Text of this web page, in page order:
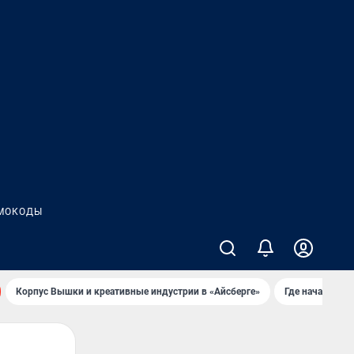
Корпус Вышки и креативные индустрии в «Айсберге» Где начать